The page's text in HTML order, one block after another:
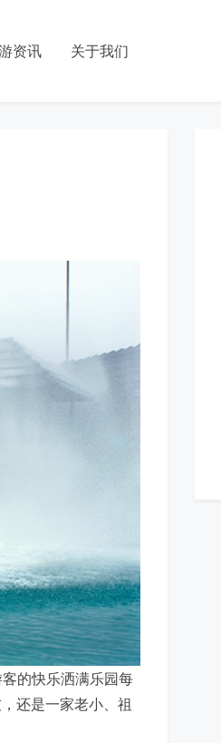
资讯 关于我们
客的快乐洒满乐园每
还是一家老小、祖